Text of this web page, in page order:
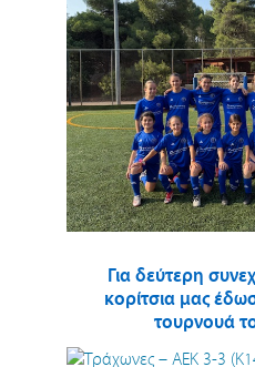
Για δεύτερη
κορίτσια μας
τουρνουά